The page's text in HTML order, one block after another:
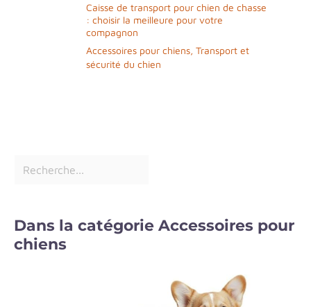
Caisse de transport pour chien de chasse
: choisir la meilleure pour votre
compagnon
Accessoires pour chiens, Transport et
sécurité du chien
Dans la catégorie Accessoires pour
chiens